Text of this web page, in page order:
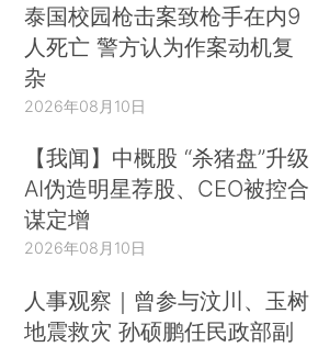
泰国校园枪击案致枪手在内9
人死亡 警方认为作案动机复
杂
2026年08月10日
【我闻】中概股 “杀猪盘”升级
AI伪造明星荐股、CEO被控合
谋定增
2026年08月10日
人事观察｜曾参与汶川、玉树
地震救灾 孙硕鹏任民政部副